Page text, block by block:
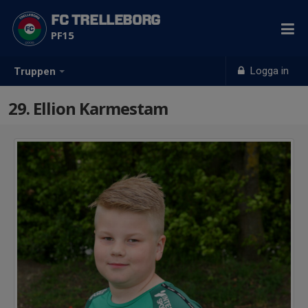
Truppen Logga in
FC TRELLEBORG
PF15
29. Ellion Karmestam